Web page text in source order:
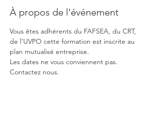
À propos de l'événement
Vous êtes adhérents du FAFSEA, du CRT,
de l'UVPO cette formation est inscrite au
plan mutualisé entreprise.
Les dates ne vous conviennent pas.
Contactez nous.